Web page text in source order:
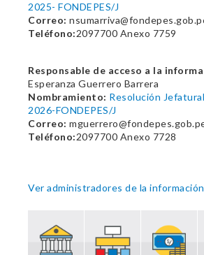
2025- FONDEPES/J
Correo:
Teléfono:2097700 Anexo 7759
Responsable de acceso a la
Esperanza Guerrero Barrera
Nombramiento: Resolución
2026-FONDEPES/J
Correo:
Teléfono:2097700 Anexo 7728
Ver administradores de la información